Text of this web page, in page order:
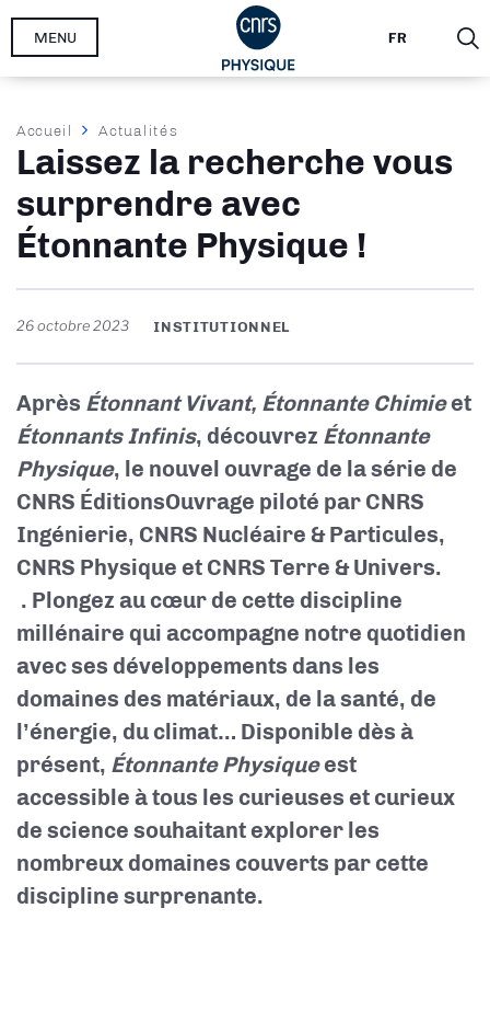
Aller
FR
MENU
Fil
d'Ariane
Accueil Actualités
Laissez la recherche vous
surprendre avec
Étonnante Physique !
26 octobre 2023 INSTITUTIONNEL
Après Étonnant Vivant, Étonnante Chimieet
Étonnants Infinis, découvrez Étonnante
Physique, le nouvel ouvrage de la série de
CNRS ÉditionsOuvrage piloté par CNRS
Ingénierie, CNRS Nucléaire & Particules,
CNRS Physique et CNRS Terre & Univers.
. Plongez au cœur de cette discipline
millénaire qui accompagne notre quotidien
avec ses développements dans les
domaines des matériaux, de la santé, de
l’énergie, du climat… Disponible dès à
présent, Étonnante Physiqueest
accessible à tous les curieuses et curieux
de science souhaitant explorer les
nombreux domaines couverts par cette
discipline surprenante.